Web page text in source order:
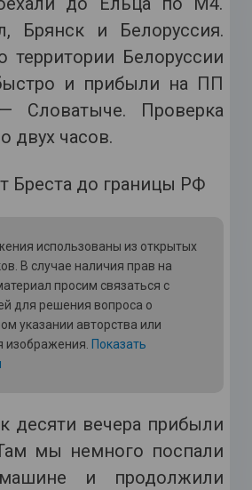
Брянск и Белоруссия.
территории Белоруссии
и прибыли на ПП
Словатыче. Проверка
двух часов.
использованы из открытых
В случае наличия прав на
просим связаться с
для решения вопроса о
указании авторства или
изображения. Показать
десяти вечера прибыли
мы немного поспали
и продолжили